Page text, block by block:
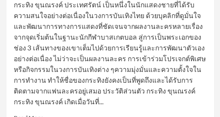
กระทิง ขุนณรงค์ ประเทศรัตน์ เป็นหนึ่งในนักแสดงชายที่ได้รับ
ความสนใจอย่างต่อเนื่องในวงการบันเทิงไทย ด้วยบุคลิกที่ดูมั่นใจ
และพัฒนาการทางการแสดงที่ชัดเจนจากผลงานละครหลายเรื่อง
จากจุดเริ่มต้นในฐานะนักกีฬาบาสเกตบอล สู่การเป็นพระเอกของ
ช่อง 3 เส้นทางของเขาเต็มไปด้วยการเรียนรู้และการพัฒนาตัวเอง
อย่างต่อเนื่อง ไม่ว่าจะเป็นผลงานละคร การเข้าร่วมโปรเจกต์พิเศษ
หรือกิจกรรมในวงการบันเทิงต่าง ๆความมุ่งมั่นและความตั้งใจใน
การทำงาน ทำให้ชื่อของกระทิงยังคงเป็นที่พูดถึงและได้รับการ
ติดตามจากแฟนละครอยู่เสมอ ประวัติส่วนตัว กระทิง ขุนณรงค์
กระทิง ขุนณรงค์ เกิดเมื่อวันที่...